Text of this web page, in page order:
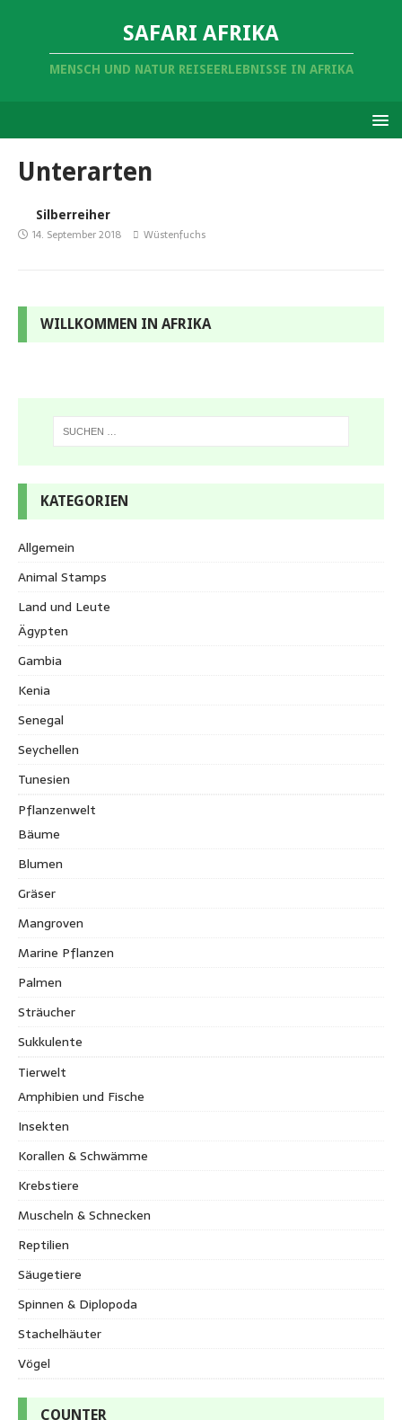
SAFARI AFRIKA
MENSCH UND NATUR REISEERLEBNISSE IN AFRIKA
Unterarten
Silberreiher
14. September 2018 Wüstenfuchs
WILLKOMMEN IN AFRIKA
KATEGORIEN
Allgemein
Animal Stamps
Land und Leute
Ägypten
Gambia
Kenia
Senegal
Seychellen
Tunesien
Pflanzenwelt
Bäume
Blumen
Gräser
Mangroven
Marine Pflanzen
Palmen
Sträucher
Sukkulente
Tierwelt
Amphibien und Fische
Insekten
Korallen & Schwämme
Krebstiere
Muscheln & Schnecken
Reptilien
Säugetiere
Spinnen & Diplopoda
Stachelhäuter
Vögel
COUNTER